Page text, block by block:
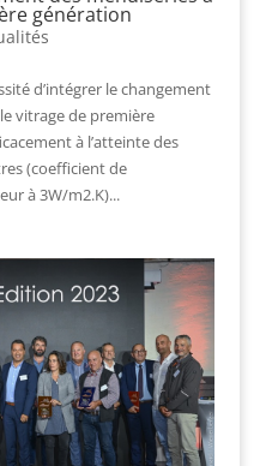
génération
d’intégrer le changement
vitrage de première
à l’atteinte des
(coefficient de
à 3W/m2.K)...